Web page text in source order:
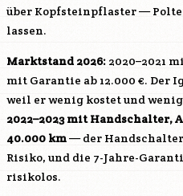
über Kopfsteinpflaster —
lassen.
Marktstand 2026: 2020–2021
mit Garantie ab 12.000 €. Der
weil er wenig kostet und
2022–2023 mit Handschalter,
40.000 km— der
Risiko, und die 7-Jahre-
risikolos.